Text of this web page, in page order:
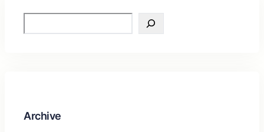
Archive